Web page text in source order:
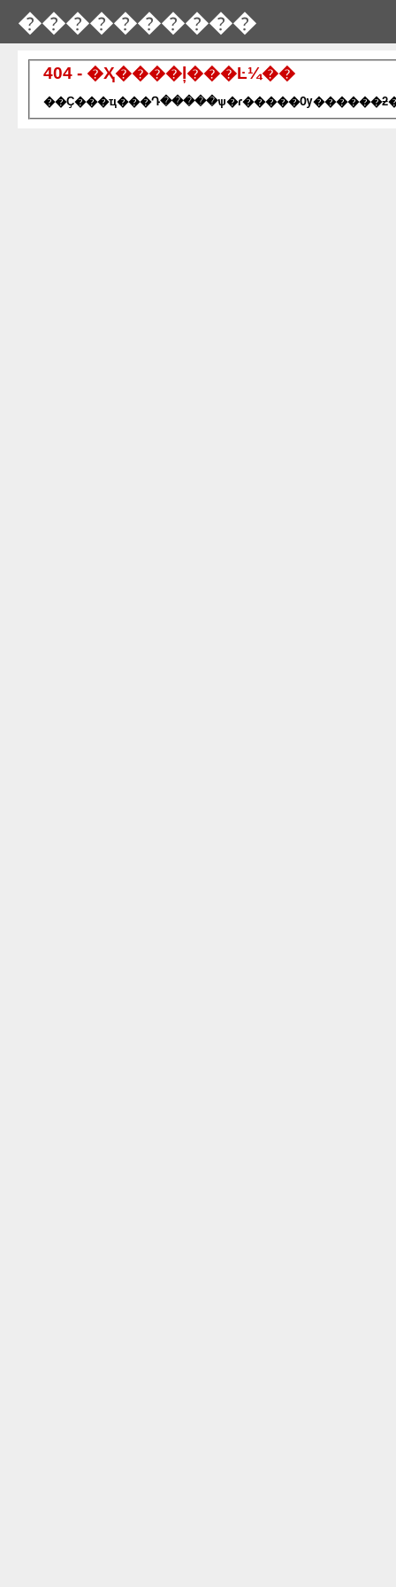
����������
404 - �Ҳ����ļ���Ŀ¼��